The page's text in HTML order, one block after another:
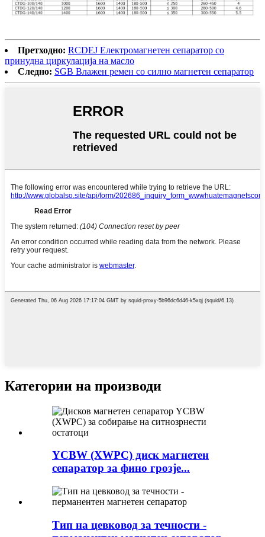
Претходно: RCDEJ Електромагнетен сепаратор со
принудна циркулација на масло
Следно: SGB ​​Влажен ремен со силно магнетен сепаратор
Категории на производи
YCBW (XWPC) диск магнетен
сепаратор за фино грозје...
Тип на цевковод за течности -